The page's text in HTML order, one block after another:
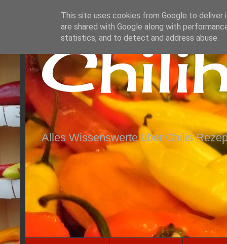
Alles Wissenswerte über Chilis
This site uses cookies from Google to deliver
are shared with Google along with
statistics, and to detect and address abuse.